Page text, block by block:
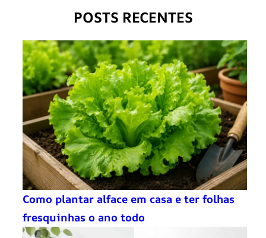
POSTS RECENTES
Como plantar alface em casa e ter folhas
fresquinhas o ano todo